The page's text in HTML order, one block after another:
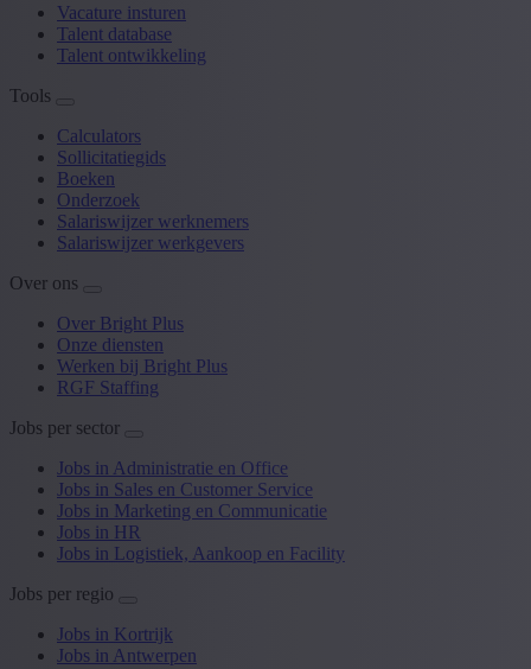
Vacature insturen
Talent database
Talent ontwikkeling
Tools
Calculators
Sollicitatiegids
Boeken
Onderzoek
Salariswijzer werknemers
Salariswijzer werkgevers
Over ons
Over Bright Plus
Onze diensten
Werken bij Bright Plus
RGF Staffing
Jobs per sector
Jobs in Administratie en Office
Jobs in Sales en Customer Service
Jobs in Marketing en Communicatie
Jobs in HR
Jobs in Logistiek, Aankoop en Facility
Jobs per regio
Jobs in Kortrijk
Jobs in Antwerpen